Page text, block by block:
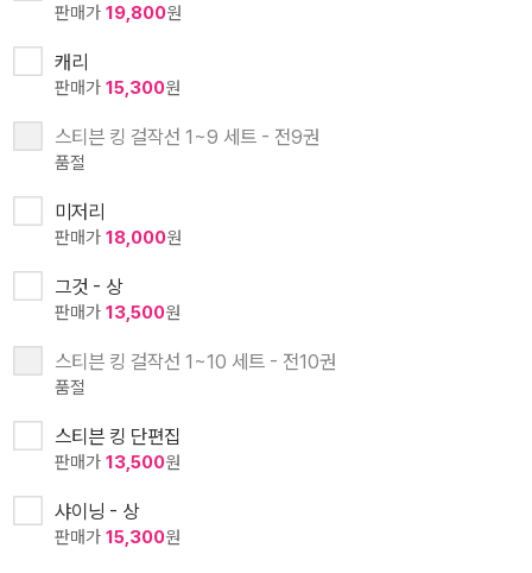
판매가 19,800원
캐리
판매가 15,300원
스티븐 킹 걸작선 1~9 세트 - 전9권
품절
미저리
판매가 18,000원
그것 - 상
판매가 13,500원
스티븐 킹 걸작선 1~10 세트 - 전10권
품절
스티븐 킹 단편집
판매가 13,500원
샤이닝 - 상
판매가 15,300원